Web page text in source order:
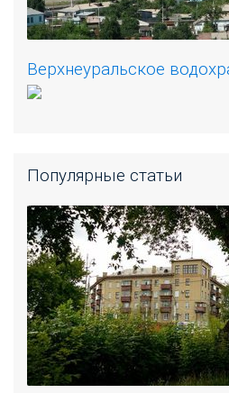
Верхнеуральское
Популярные статьи